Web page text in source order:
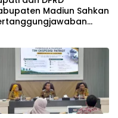
Madiun Sahkan